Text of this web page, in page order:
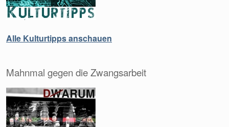
Alle Kulturtipps anschauen
Mahnmal gegen die Zwangsarbeit